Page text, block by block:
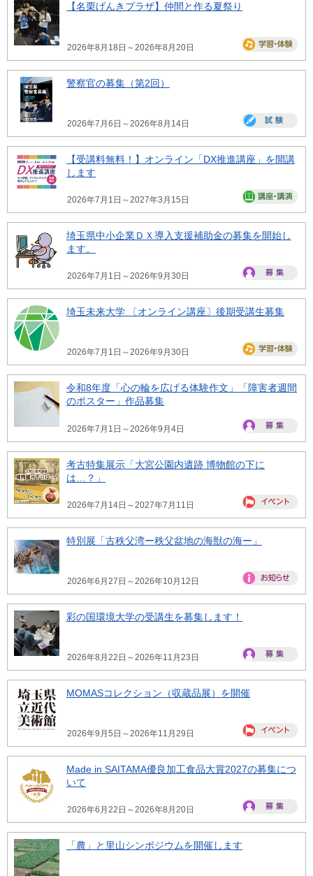
【名栗げんきプラザ】仲間と作る夏祭り
2026年8月18日～2026年8月20日
警察官の募集（第2回）
2026年7月6日～2026年8月14日
【受講料無料！】オンライン「DX推進講座」を開講
します
2026年7月1日～2027年3月15日
埼玉県中小企業ＤＸ導入支援補助金の募集を開始し
ます。
2026年7月1日～2026年9月30日
埼玉未来大学 〔オンライン講座〕後期受講生募集
2026年7月1日～2026年9月30日
令和8年度「心の輪を広げる体験作文」「障害者週間
のポスター」作品募集
2026年7月1日～2026年9月4日
考古特集展示「大宮公園内遺跡 博物館の下に
は…？」
2026年7月14日～2027年7月11日
特別展「古秩父湾ー秩父盆地の海獣の海ー」
2026年6月27日～2026年10月12日
彩の国環境大学の受講生を募集します！
2026年8月22日～2026年11月23日
MOMASコレクション（収蔵品展）を開催
2026年9月5日～2026年11月29日
Made in SAITAMA優良加工食品大賞2027の募集につ
いて
2026年6月22日～2026年8月20日
「農」と里山シンポジウムを開催します